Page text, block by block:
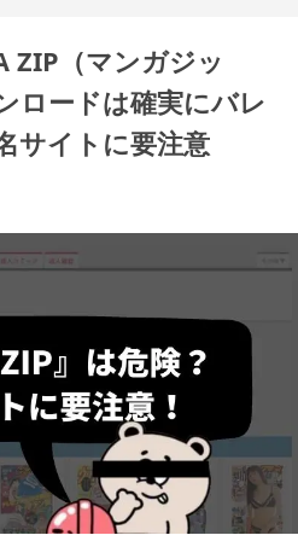
ZIP（マンガジッ
ロードは確実にバレ
サイトに要注意